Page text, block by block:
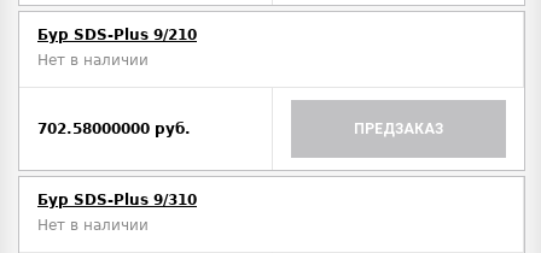
Бур SDS-Plus 9/210
Нет в наличии
702.58000000 руб. ПРЕДЗАКАЗ
Бур SDS-Plus 9/310
Нет в наличии